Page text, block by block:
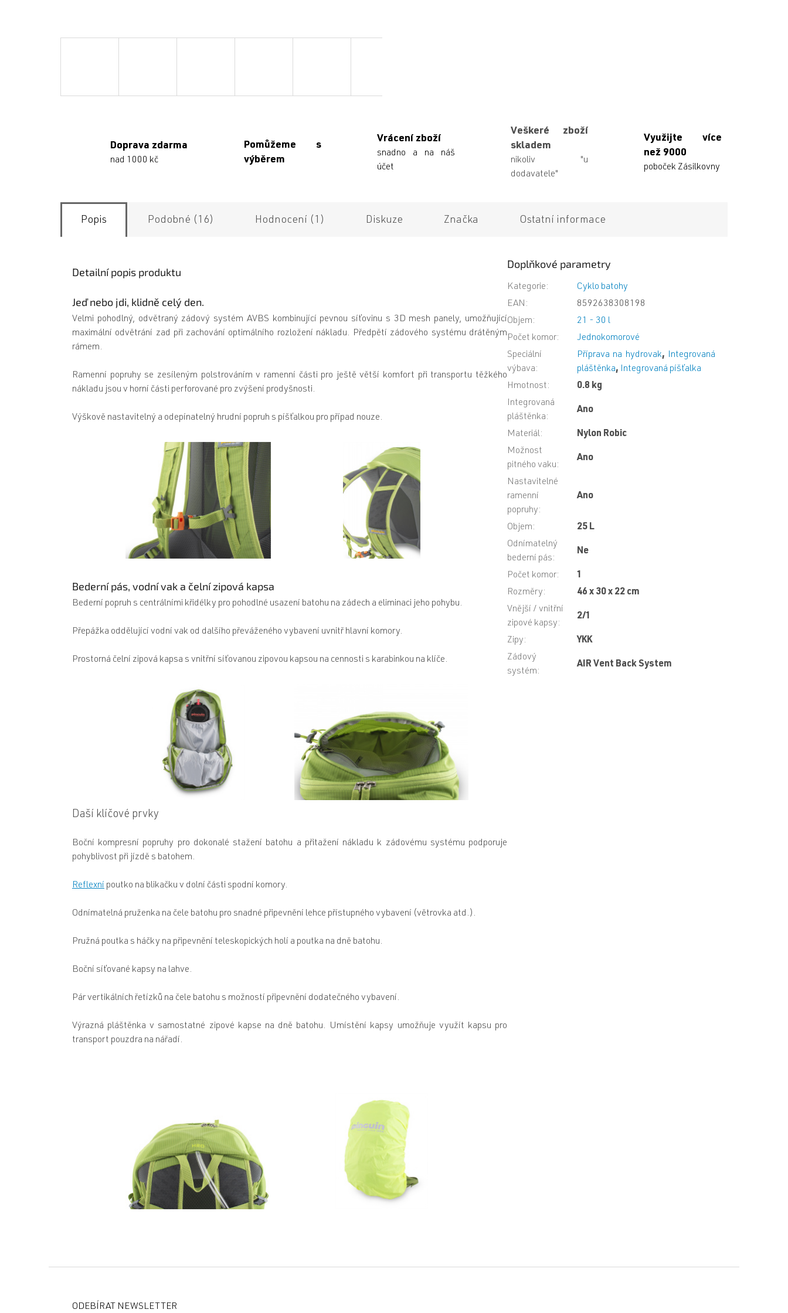
Doprava zdarma
nad 1000 kč
Pomůžeme s
výběrem
Vrácení zboží
snadno a na náš
účet
Veškeré zboží
skladem
nikoliv "u
dodavatele"
Využijte více
než 9000
poboček Zásilkovny
Popis Podobné (16) Hodnocení (1) Diskuze Značka Ostatní informace
Detailní popis produktu
Jeď nebo jdi, klidně celý den.
Velmi pohodlný, odvětraný zádový systém AVBS kombinující pevnou síťovinu s 3D mesh panely, umožňující
maximální odvětrání zad při zachování optimálního rozložení nákladu. Předpětí zádového systému drátěným
rámem.
Ramenní popruhy se zesíleným polstrováním v ramenní části pro ještě větší komfort při transportu těžkého
nákladu jsou v horní části perforované pro zvýšení prodyšnosti.
Výškově nastavitelný a odepínatelný hrudní popruh s píšťalkou pro případ nouze.
Bederní pás, vodní vak a čelní zipová kapsa
Bederní popruh s centrálními křidélky pro pohodlné usazení batohu na zádech a eliminaci jeho pohybu.
Přepážka oddělující vodní vak od dalšího převáženého vybavení uvnitř hlavní komory.
Prostorná čelní zipová kapsa s vnitřní síťovanou zipovou kapsou na cennosti s karabinkou na klíče.
Daší klíčové prvky
Boční kompresní popruhy pro dokonalé stažení batohu a přitažení nákladu k zádovému systému podporuje
pohyblivost při jízdě s batohem.
Reflexní poutko na blikačku v dolní části spodní komory.
Odnímatelná pruženka na čele batohu pro snadné připevnění lehce přístupného vybavení (větrovka atd.).
Pružná poutka s háčky na připevnění teleskopických holí a poutka na dně batohu.
Boční síťované kapsy na lahve.
Pár vertikálních řetízků na čele batohu s možností připevnění dodatečného vybavení.
Výrazná pláštěnka v samostatné zipové kapse na dně batohu. Umístění kapsy umožňuje využít kapsu pro
transport pouzdra na nářadí.
Doplňkové parametry
Kategorie:
Cyklo batohy
EAN :
8592638308198
Objem:
21 - 30 l
Počet komor:
Jednokomorové
Speciální
výbava:
Příprava na hydrovak, Integrovaná
pláštěnka, Integrovaná píšťalka
Hmotnost:
0.8 kg
Integrovaná
pláštěnka:
Ano
Materiál:
Nylon Robic
Možnost
pitného vaku:
Ano
Nastavitelné
ramenní
popruhy:
Ano
Objem:
25 L
Odnímatelný
bederní pás:
Ne
Počet komor:
1
Rozměry:
46 x 30 x 22 cm
Vnější / vnitřní
zipové kapsy:
2/1
Zipy:
YKK
Zádový
systém:
AIR Vent Back System
ODEBÍRAT NEWSLETTER